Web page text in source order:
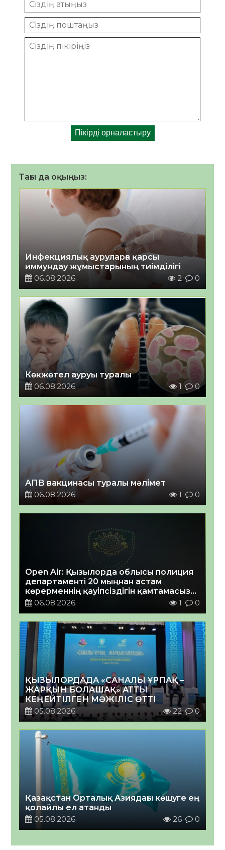
Тағы да оқыңыз:
Инфекциялық ауруларға қарсы
иммундау жұмыстарының тиімділігі
06.08.2026
2 0
Көкжөтел ауруы туралы
06.08.2026
1 0
АПВ вакцинасы туралы мәлімет
06.08.2026
1 0
Open Air: Қызылорда облысы полиция
департаменті 20 мыңнан астам
көрерменнің қауіпсіздігін қамтамасыз
етті06.08.2026 1 0
ҚЫЗЫЛОРДАДА «САНАЛЫ ҰРПАҚ –
ЖАРҚЫН БОЛАШАҚ» АТТЫ
КЕҢЕЙТІЛГЕН МӘЖІЛІС ӨТТІ
05.08.2026
22 0
Қазақстан Орталық Азиядағы көшуге ең
қолайлы ел атанды
05.08.2026
26 0